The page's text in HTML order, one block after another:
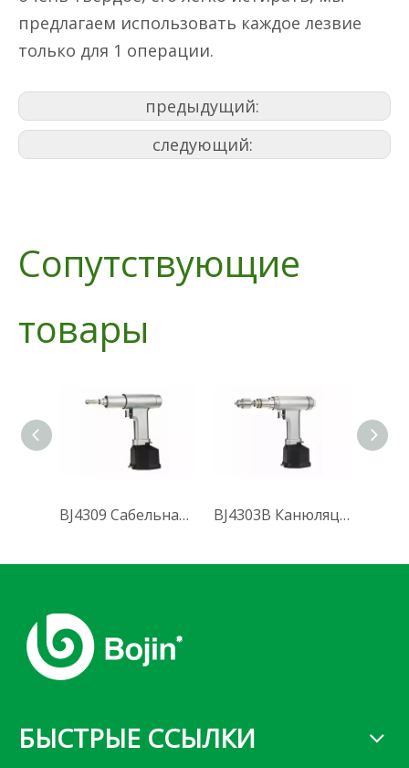
предлагаем использовать каждое лезвие
только для 1 операции.
предыдущий:
следующий:
Сопутствующие
товары
BJ4309 Сабельная пила (Система 4300) BJ4303B Канюляционная дрель (Система 4300)
БЫСТРЫЕ ССЫЛКИ